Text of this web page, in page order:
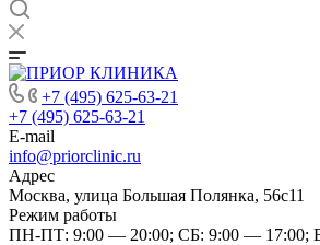
+7 (495) 625-63-21
+7 (495) 625-63-21
E-mail
info@priorclinic.ru
Адрес
Москва, улица Большая Полянка, 56с11
Режим работы
ПН-ПТ: 9:00 — 20:00; СБ: 9:00 — 17:00;